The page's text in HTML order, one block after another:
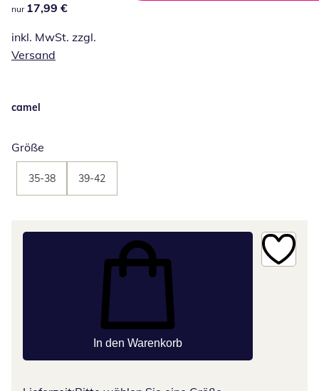
17,99 €
nur 17,99 €
inkl. MwSt. zzgl.
Versand
camel
Größe
35-38 39-42
In den Warenkorb